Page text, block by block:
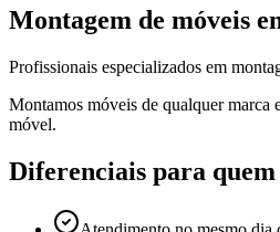
Montagem de móveis
Profissionais especializados em
Montamos móveis de qualquer marca
móvel.
Diferenciais para quem